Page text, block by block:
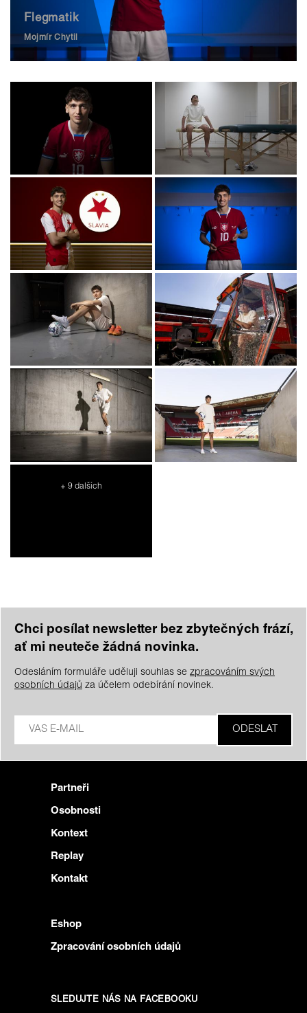
+ 9 dalších
Flegmatik
Mojmír Chytil
Chci posílat newsletter bez zbytečných frází,
ať mi neuteče žádná novinka.
Odesláním formuláře uděluji souhlas se zpracováním svých
osobních údajů za účelem odebírání novinek.
Partneři
Osobnosti
Kontext
Replay
Kontakt
Eshop
Zpracování osobních údajů
SLEDUJTE NÁS NA FACEBOOKU